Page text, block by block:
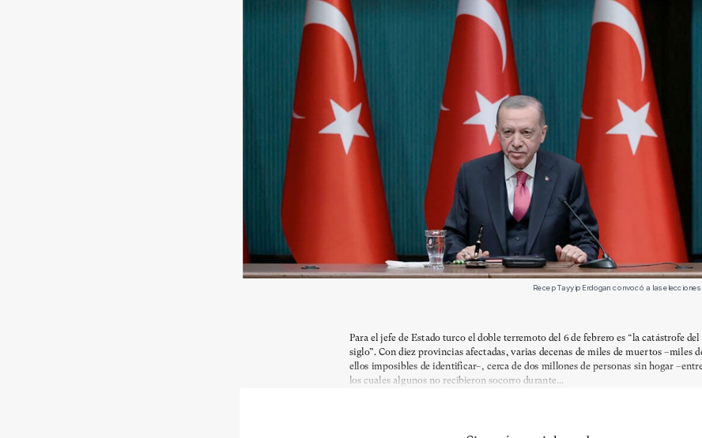
Recep Tayyip Erdogan convocó a las elecciones
Para el jefe de Estado turco el doble terremoto del 6 de febrero es “la catástrofe del
siglo”. Con diez provincias afectadas, varias decenas de miles de muertos –miles
ellos imposibles de identificar–, cerca de dos millones de personas sin hogar
los cuales algunos no recibieron socorro durante...